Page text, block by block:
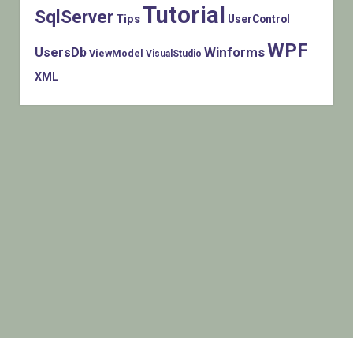
SqlServer TipsTutorial UserControl
UsersDb ViewModel VisualStudio WinformsWPF
XML